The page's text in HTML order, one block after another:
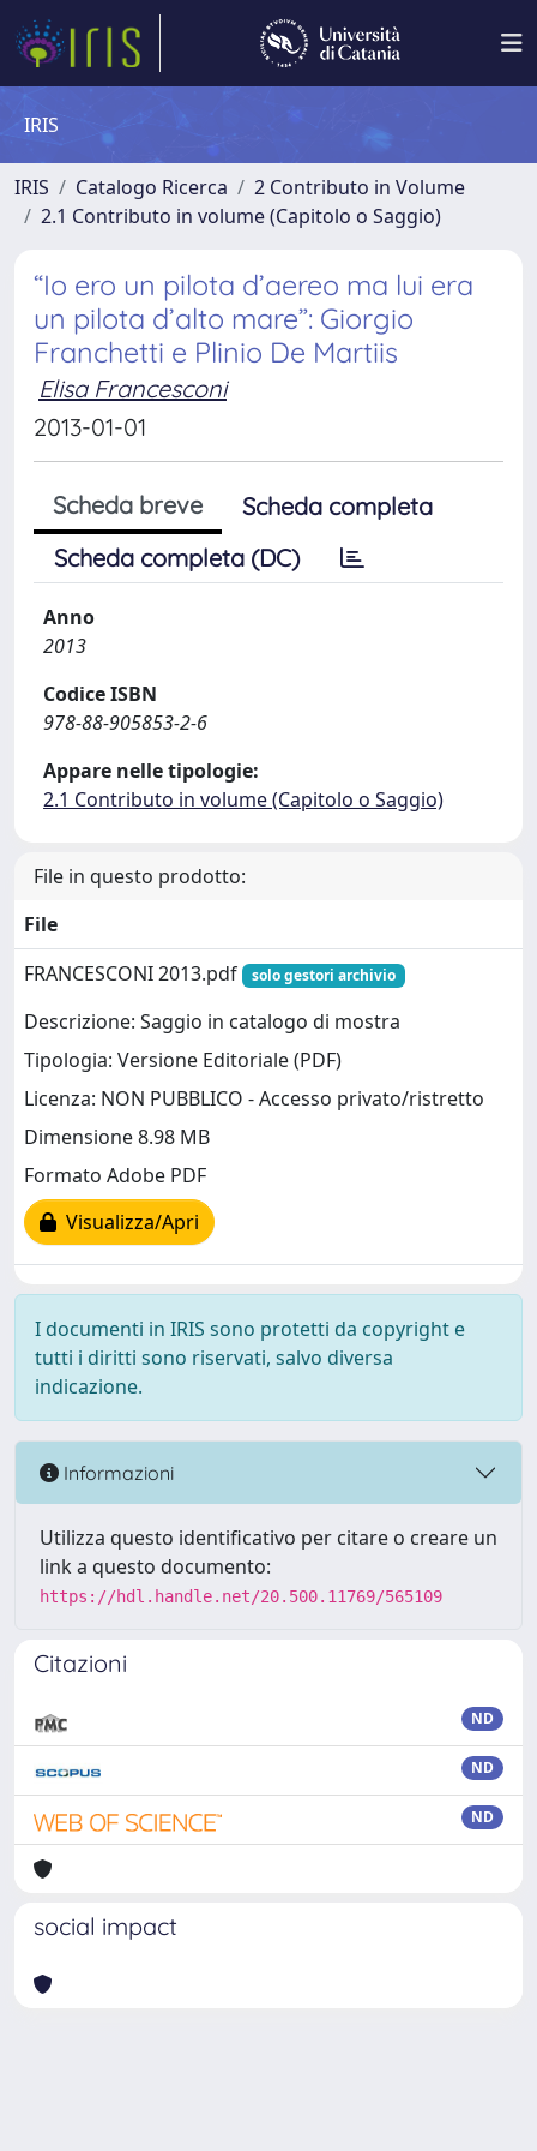
IRIS
IRIS Catalogo Ricerca
2 Contributo in Volume
2.1 Contributo in volume (Capitolo o Saggio)
“Io ero un pilota d’aereo ma lui era
un pilota d’alto mare”: Giorgio
Franchetti e Plinio De Martiis
Elisa Francesconi
2013-01-01
Scheda breve
Scheda completa
Scheda completa (DC)
Anno
2013
Codice ISBN
978-88-905853-2-6
Appare nelle tipologie:
2.1 Contributo in volume (Capitolo o Saggio)
File in questo prodotto:
File
FRANCESCONI 2013.pdf
solo gestori archivio
Descrizione: Saggio in catalogo di mostra
Tipologia: Versione Editoriale (PDF)
Licenza: NON PUBBLICO - Accesso privato/ristretto
Dimensione 8.98 MB
Formato Adobe PDF
Visualizza/Apri
I documenti in IRIS sono protetti da copyright e
tutti i diritti sono riservati, salvo diversa
indicazione.
Informazioni
Utilizza questo identificativo per citare o creare un
link a questo documento:
https://hdl.handle.net/20.500.11769/565109
Citazioni
ND
ND
ND
social impact